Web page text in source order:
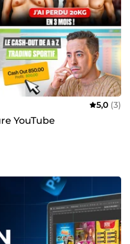
sont également efficaces
c'est de bénéficier d’:👇
design moderne ✅ un
travailler avec vous et de
pour créer des visuels
5,0 (3)
YouTube